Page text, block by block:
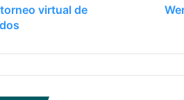
virtual de